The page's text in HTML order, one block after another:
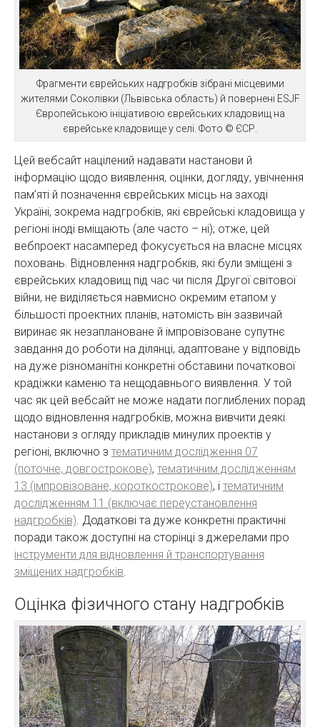
Фрагменти єврейських надгробків зібрані місцевими
жителями Соколівки (Львівська область) й повернені ESJF
Європейською ініціативою єврейських кладовищ на
єврейське кладовище у селі. Фото © ЄСР.
Цей вебсайт націлений надавати настанови й
інформацію щодо виявлення, оцінки, догляду, увічнення
пам’яті й позначення єврейських місць на заході
Україні, зокрема надгробків, які єврейські кладовища у
регіоні іноді вміщають (але часто – ні); отже, цей
вебпроект насамперед фокусується на власне місцях
поховань. Відновлення надгробків, які були зміщені з
єврейських кладовищ під час чи після Другої світової
війни, не виділяється навмисно окремим етапом у
більшості проектних планів, натомість він зазвичай
виринає як незаплановане й імпровізоване супутнє
завдання до роботи на ділянці, адаптоване у відповідь
на дуже різноманітні конкретні обставини початкової
крадіжки каменю та нещодавнього виявлення. У той
час як цей вебсайт не може надати поглиблених порад
щодо відновлення надгробків, можна вивчити деякі
настанови з огляду прикладів минулих проектів у
регіоні, включно з тематичним дослідження 07
(поточне, довгострокове), тематичним дослідженням
13 (імпровізоване, короткострокове), і тематичним
дослідженням 11 (включає переустановлення
надгробків). Додаткові та дуже конкретні практичні
поради також доступні на сторінці з джерелами про
інструменти для відновлення й транспортування
зміщених надгробків.
Оцінка фізичного стану надгробків